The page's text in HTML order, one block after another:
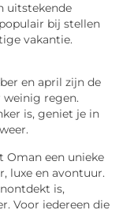
uitstekende
bij stellen
vakantie.
en april zijn de
weinig regen.
is, geniet je in
Oman een unieke
luxe en avontuur.
is,
Voor iedereen die